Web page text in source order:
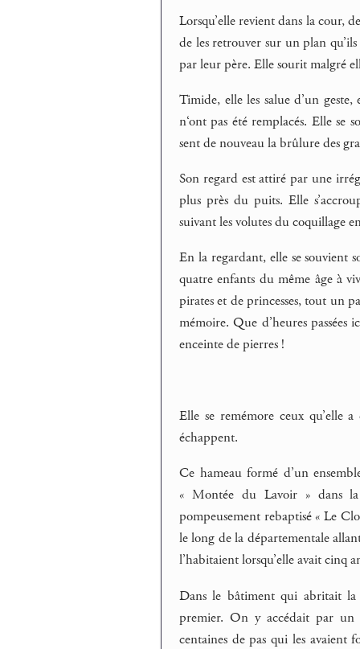
Lorsqu’elle revient dans la cour,
de les retrouver sur un plan
par leur père. Elle sourit malgré
Timide, elle les salue d’un geste,
n‘ont pas été remplacés. Elle se
sent de nouveau la brûlure des
Son regard est attiré par une
plus près du puits. Elle
suivant les volutes du coquillage
En la regardant, elle se souvient
quatre enfants du même âge à
pirates et de princesses, tout un
mémoire. Que d’heures
enceinte de pierres !
Elle se remémore ceux qu’elle
échappent.
Ce hameau formé d’un
« Montée du Lavoir » dans
pompeusement rebaptisé « Le
le long de la départementale
l’habitaient lorsqu’elle avait cinq
Dans le bâtiment qui abritait la
premier. On y accédait par un
centaines de pas qui les